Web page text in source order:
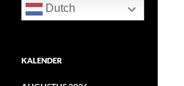
Dutch
KALENDER